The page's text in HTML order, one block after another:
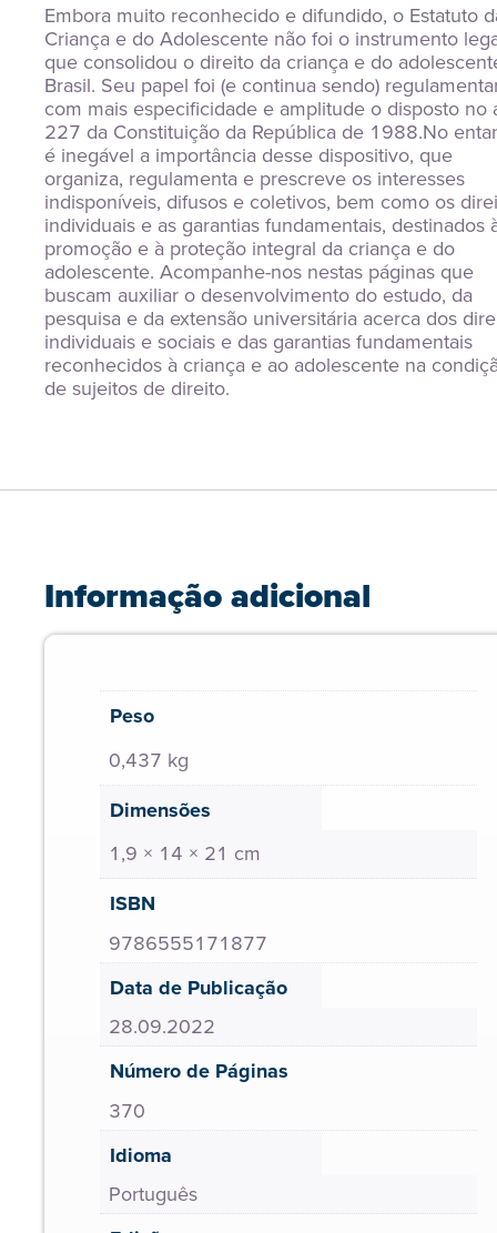
Embora muito reconhecido e difundido, o Estatuto
Criança e do Adolescente não foi o instrumento
que consolidou o direito da criança e do
Brasil. Seu papel foi (e continua sendo)
com mais especificidade e amplitude o disposto no
227 da Constituição da República de 1988.No
é inegável a importância desse dispositivo, que
organiza, regulamenta e prescreve os interesses
indisponíveis, difusos e coletivos, bem como os
individuais e as garantias fundamentais, destinados
promoção e à proteção integral da criança e do
adolescente. Acompanhe-nos nestas páginas que
buscam auxiliar o desenvolvimento do estudo, da
pesquisa e da extensão universitária acerca dos
individuais e sociais e das garantias fundamentais
reconhecidos à criança e ao adolescente na
de sujeitos de direito.
Informação adicional
Peso
0,437 kg
Dimensões
1,9 × 14 × 21 cm
ISBN
9786555171877
Data de Publicação
28.09.2022
Número de Páginas
370
Idioma
Português